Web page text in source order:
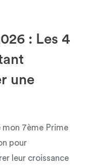
: Les 4
une
mon 7ème Prime
pour
leur croissance